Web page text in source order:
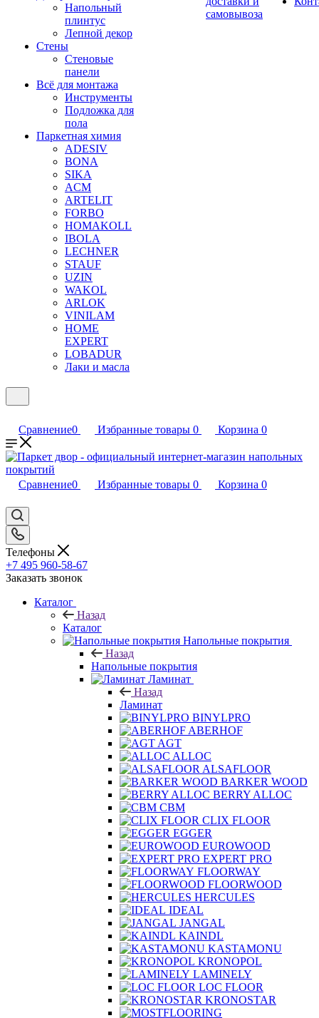
Напольный
плинтус
Лепной декор
Стены
Стеновые
панели
Всё для монтажа
Инструменты
Подложка для
пола
Паркетная химия
ADESIV
BONA
SIKA
ACM
ARTELIT
FORBO
HOMAKOLL
IBOLA
LECHNER
STAUF
UZIN
WAKOL
ARLOK
VINILAM
HOME
EXPERT
LOBADUR
Лаки и масла
самовывоза
Сравнение0 Избранные товары 0 Корзина 0
Сравнение0 Избранные товары 0 Корзина 0
Телефоны
+7 495 960-58-67
Заказать звонок
Каталог
Назад
Каталог
Напольные покрытия
Назад
Напольные покрытия
Ламинат
Назад
Ламинат
BINYLPRO
ABERHOF
AGT
ALLOC
ALSAFLOOR
BARKER WOOD
BERRY ALLOC
CBM
CLIX FLOOR
EGGER
EUROWOOD
EXPERT PRO
FLOORWAY
FLOORWOOD
HERCULES
IDEAL
JANGAL
KAINDL
KASTAMONU
KRONOPOL
LAMINELY
LOC FLOOR
KRONOSTAR